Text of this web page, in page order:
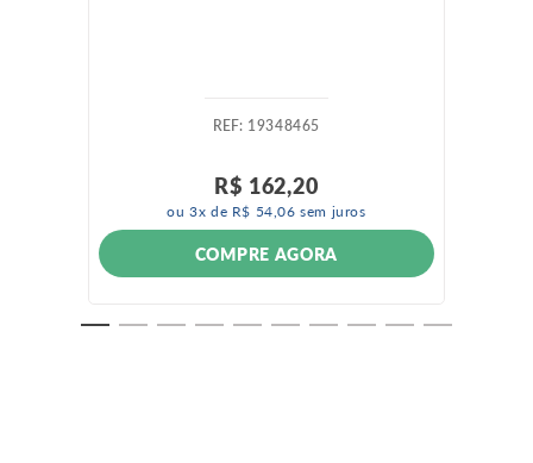
: 19348465
R$ 162,20
ou3x de R$ 54,06 sem juros
COMPRE AGORA